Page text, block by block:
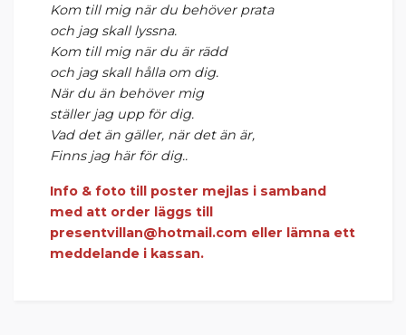
Kom till mig när du behöver prata
och jag skall lyssna.
Kom till mig när du är rädd
och jag skall hålla om dig.
När du än behöver mig
ställer jag upp för dig.
Vad det än gäller, när det än är,
Finns jag här för dig..
Info & foto till poster mejlas i samband
med att order läggs till
presentvillan@hotmail.com eller lämna ett
meddelande i kassan.